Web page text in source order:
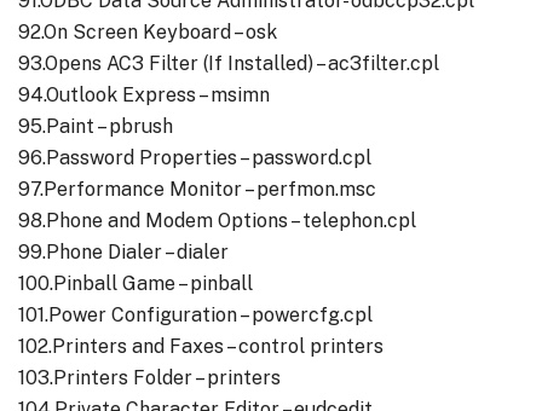
92.On Screen Keyboard – osk
93.Opens AC3 Filter (If Installed) – ac3filter.cpl
94.Outlook Express – msimn
95.Paint – pbrush
96.Password Properties – password.cpl
97.Performance Monitor – perfmon.msc
98.Phone and Modem Options – telephon.cpl
99.Phone Dialer – dialer
100.Pinball Game – pinball
101.Power Configuration – powercfg.cpl
102.Printers and Faxes – control printers
103.Printers Folder – printers